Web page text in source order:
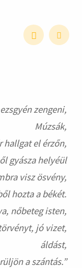
zengeni,
Múzsák,
hallgat el érzőn,
gyásza helyéül
visz ösvény,
hozta a békét.
nőbeteg isten,
jó vizet,
áldást,
a szántás.”